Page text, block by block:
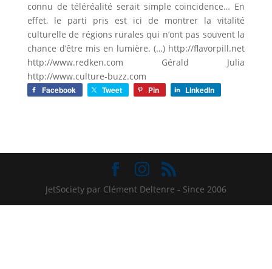
connu de téléréalité serait simple coïncidence… En
effet, le parti pris est ici de montrer la vitalité
culturelle de régions rurales qui n’ont pas souvent la
chance d’être mis en lumière. (…) http://flavorpill.net
http://www.redken.com Gérald Julia
http://www.culture-buzz.com
Facebook Tweet Pin LinkedIn
JetSociety par Clément Deltenre - Since 2006